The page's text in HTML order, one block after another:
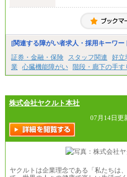
月給20万2000円～23
固定残業／なし 試用
[関連する障がい者求人・採用キーワー
証券・金融・保険
スタッフ関連
好立
業
心臓機能障がい 階段・廊下の手す
株式会社ヤクルト本社
07月14日
ヤクルトは企業理念である「私たちは